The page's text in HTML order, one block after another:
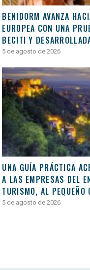
BENIDORM AVANZA
EUROPEA CON UNA
BECITI Y
5 de agosto de 2026
UNA GUÍA PRÁCTICA
A LAS EMPRESAS DEL
TURISMO, AL PEQUEÑO
5 de agosto de 2026